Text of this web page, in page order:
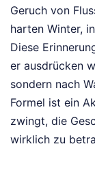
Geruch von
harten Winter,
Diese
er ausdrücken
sondern nach
Formel ist ein
zwingt, die
wirklich zu